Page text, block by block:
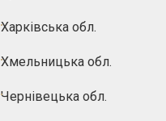
Харківська обл.
Хмельницька обл.
Чернівецька обл.